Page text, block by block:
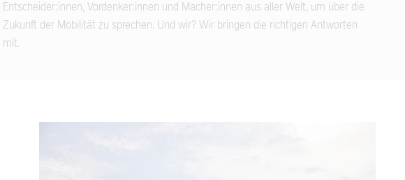
Entscheider:innen, Vordenker:innen und Macher:innen aus aller Welt, um über die
Zukunft der Mobilität zu sprechen. Und wir? Wir bringen die richtigen Antworten
mit.